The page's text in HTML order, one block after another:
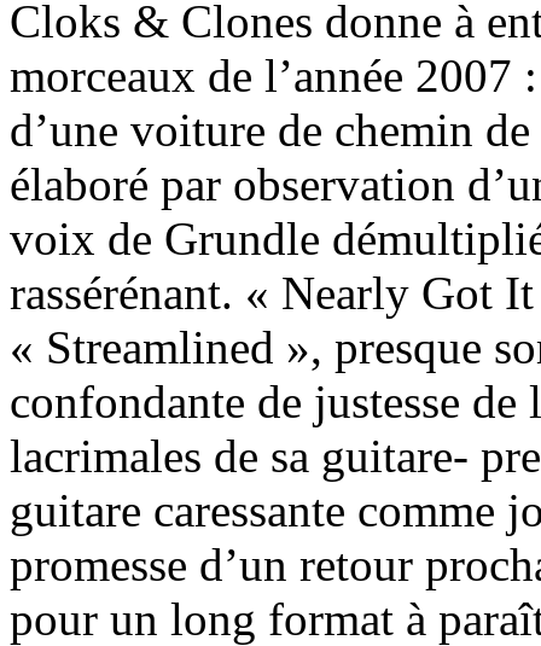
Cloks & Clones donne à
morceaux de l’année 2007
d’une voiture de chemin
élaboré par observation
voix de Grundle
rassérénant. « Nearly Got
« Streamlined », presque
confondante de justesse de
lacrimales de sa guitare-
guitare caressante comme
promesse d’un retour
pour un long format à